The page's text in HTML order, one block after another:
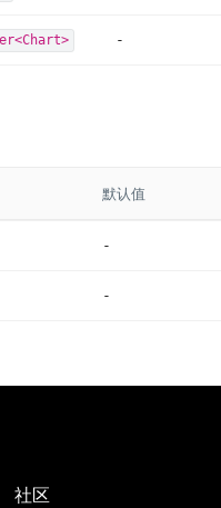
-
默认值
-
-
社区